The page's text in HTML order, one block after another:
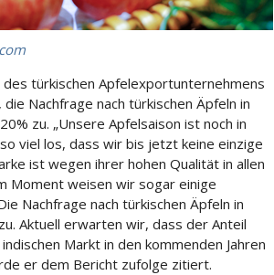
türkischen Apfelexportunternehmens
Nachfrage nach türkischen Äpfeln in
zu. „Unsere Apfelsaison ist noch in
viel los, dass wir bis jetzt keine einzige
ist wegen ihrer hohen Qualität in allen
Moment weisen wir sogar einige
Nachfrage nach türkischen Äpfeln in
Aktuell erwarten wir, dass der Anteil
Markt in den kommenden Jahren
er dem Bericht zufolge zitiert.